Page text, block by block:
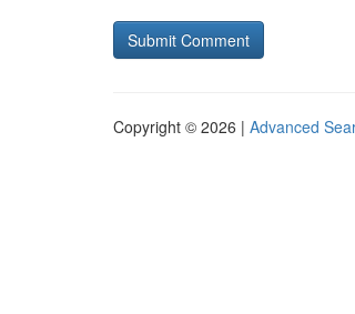
Copyright © 2026 | Advanced